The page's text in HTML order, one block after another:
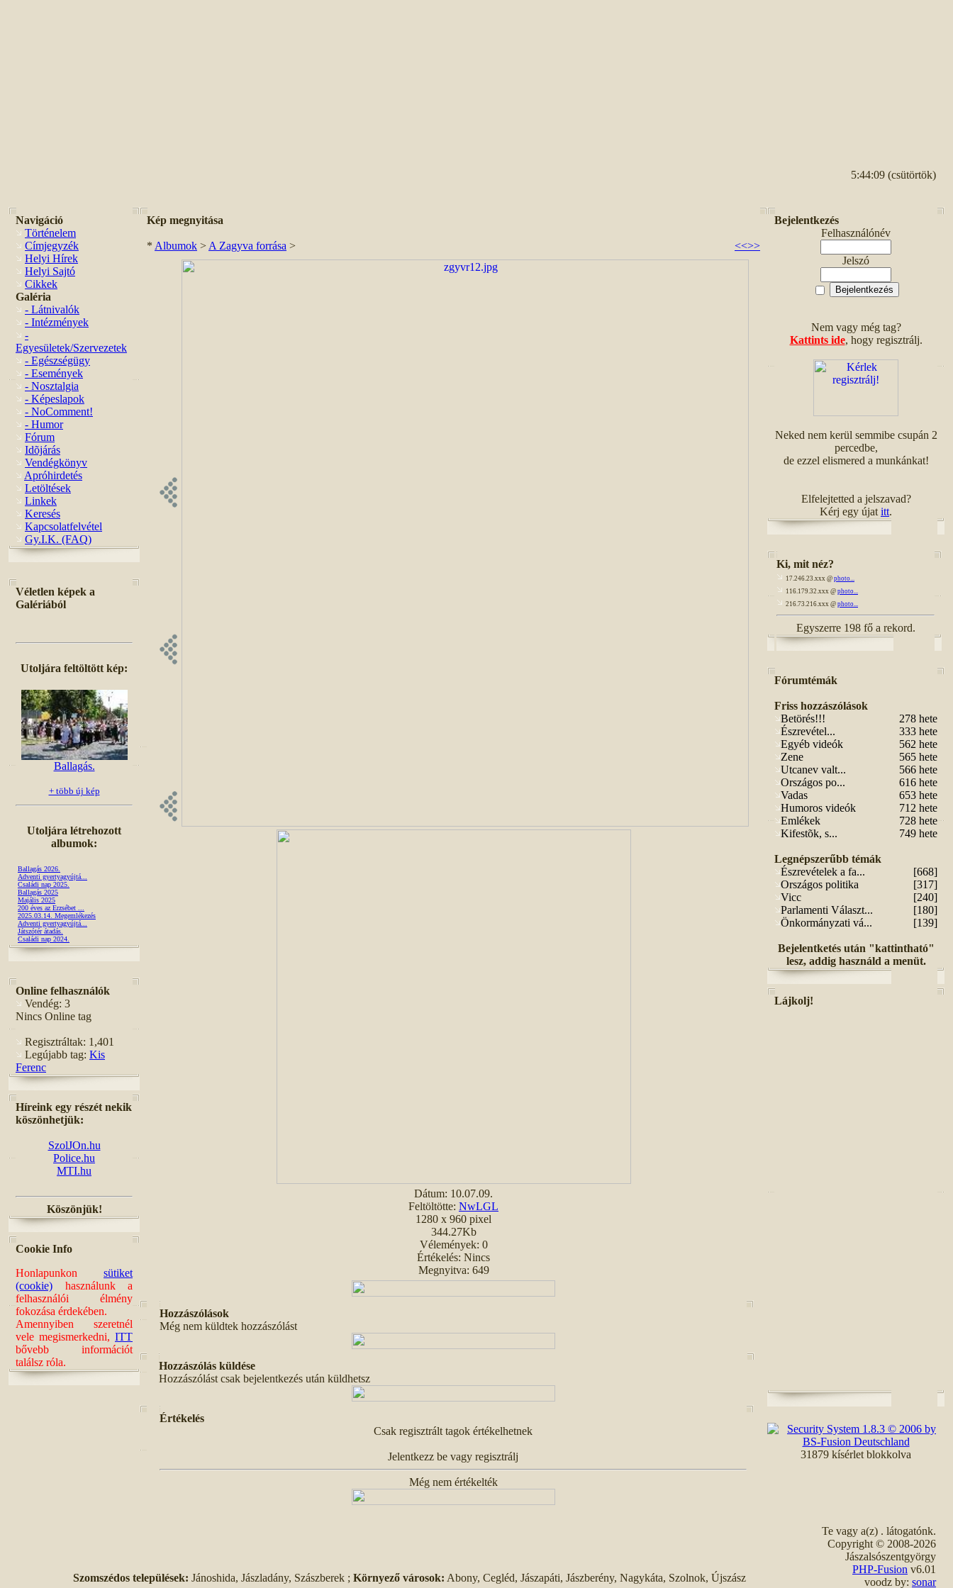
5:44:09 (csütörtök)
Navigáció
Történelem
Címjegyzék
Helyi Hírek
Helyi Sajtó
Cikkek
Galéria
- Látnivalók
- Intézmények
-
Egyesületek/Szervezetek
- Egészségügy
- Események
- Nosztalgia
- Képeslapok
- NoComment!
- Humor
Fórum
Idõjárás
Vendégkönyv
Apróhirdetés
Letöltések
Linkek
Keresés
Kapcsolatfelvétel
Gy.I.K. (FAQ)
Véletlen képek a
Galériából
Utoljára feltöltött kép:
Ballagás.
+ több új kép
Utoljára létrehozott
albumok:
Ballagás 2026.
Adventi gyertyagyújtá...
Családi nap 2025.
Ballagás 2025
Majális 2025
200 éves az Erzsébet ...
2025.03.14. Megemlékezés
Adventi gyertyagyújtá...
Játszótér átadás.
Családi nap 2024.
Online felhasználók
Vendég: 3
Nincs Online tag
Regisztráltak: 1,401
Legújabb tag: Kis
Ferenc
Híreink egy részét nekik
köszönhetjük:
SzolJOn.hu
Police.hu
MTI.hu
Köszönjük!
Cookie Info
Honlapunkon sütiket
(cookie) használunk a
felhasználói élmény
fokozása érdekében.
Amennyiben szeretnél
vele megismerkedni, ITT
bővebb információt
találsz róla.
Kép megnyitása
* Albumok > A Zagyva forrása > <<>>
Dátum: 10.07.09.
Feltöltötte: NwLGL
1280 x 960 pixel
344.27Kb
Vélemények: 0
Értékelés: Nincs
Megnyitva: 649
Hozzászólások
Még nem küldtek hozzászólást
Hozzászólás küldése
Hozzászólást csak bejelentkezés után küldhetsz
Értékelés
Csak regisztrált tagok értékelhetnek
Jelentkezz be vagy regisztrálj
Még nem értékelték
Bejelentkezés
Felhasználónév
Jelszó
Nem vagy még tag?
Kattints ide, hogy regisztrálj.
Neked nem kerül semmibe csupán 2
percedbe,
de ezzel elismered a munkánkat!
Elfelejtetted a jelszavad?
Kérj egy újat itt.
Ki, mit néz?
17.246.23.xxx @ photo...
116.179.32.xxx @ photo...
216.73.216.xxx @ photo...
Egyszerre 198 fő a rekord.
Fórumtémák
Friss hozzászólások
Betörés!!!
278 hete
Észrevétel...
333 hete
Egyéb videók
562 hete
Zene
565 hete
Utcanev valt...
566 hete
Országos po...
616 hete
Vadas
653 hete
Humoros videók
712 hete
Emlékek
728 hete
Kifestõk, s...
749 hete
Legnépszerűbb témák
Észrevételek a fa...
[668]
Országos politika
[317]
Vicc
[240]
Parlamenti Választ...
[180]
Önkormányzati vá...
[139]
Bejelentketés után "kattintható"
lesz, addig használd a menüt.
Lájkolj!
31879 kísérlet blokkolva
Szomszédos települések: Jánoshida, Jászladány, Szászberek ; Környező városok: Abony, Cegléd, Jászapáti, Jászberény, Nagykáta, Szolnok, Újszász
Te vagy a(z) . látogatónk.
Copyright © 2008-2026
Jászalsószentgyörgy
PHP-Fusion v6.01
voodz by: sonar